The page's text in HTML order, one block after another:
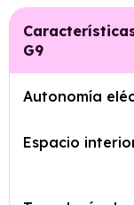
G9
Autonomía
Espacio